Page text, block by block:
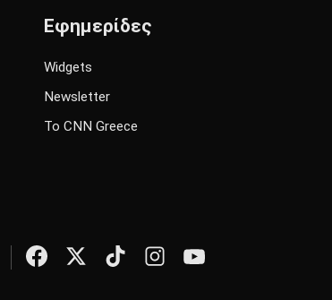
Εφημερίδες
Widgets
Newsletter
Το CNN Greece